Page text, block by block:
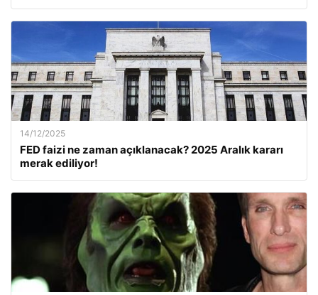
14/12/2025
FED faizi ne zaman açıklanacak? 2025 Aralık kararı
merak ediliyor!